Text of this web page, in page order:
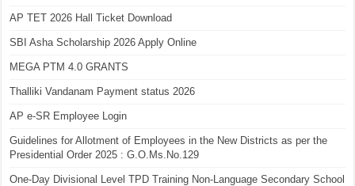
AP TET 2026 Hall Ticket Download
SBI Asha Scholarship 2026 Apply Online
MEGA PTM 4.0 GRANTS
Thalliki Vandanam Payment status 2026
AP e-SR Employee Login
Guidelines for Allotment of Employees in the New Districts as per the
Presidential Order 2025 : G.O.Ms.No.129
One-Day Divisional Level TPD Training Non-Language Secondary School